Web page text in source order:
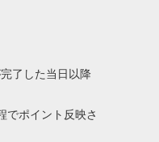
了した当日以降
でポイント反映さ